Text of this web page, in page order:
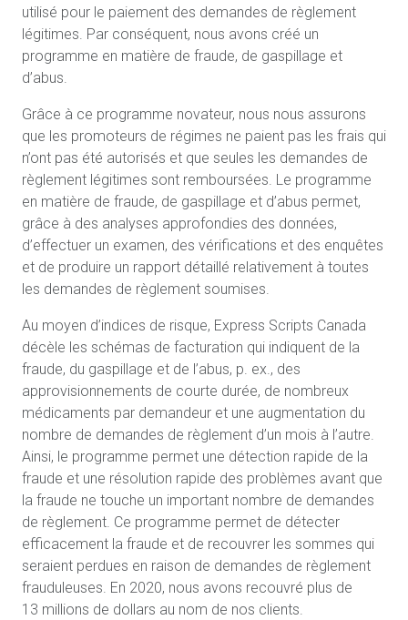
utilisé pour le paiement des demandes de règlement
légitimes. Par conséquent, nous avons créé un
programme en matière de fraude, de gaspillage et
d’abus.
Grâce à ce programme novateur, nous nous assurons
que les promoteurs de régimes ne paient pas les frais qui
n’ont pas été autorisés et que seules les demandes de
règlement légitimes sont remboursées. Le programme
en matière de fraude, de gaspillage et d’abus permet,
grâce à des analyses approfondies des données,
d’effectuer un examen, des vérifications et des enquêtes
et de produire un rapport détaillé relativement à toutes
les demandes de règlement soumises.
Au moyen d’indices de risque, Express Scripts Canada
décèle les schémas de facturation qui indiquent de la
fraude, du gaspillage et de l’abus, p. ex., des
approvisionnements de courte durée, de nombreux
médicaments par demandeur et une augmentation du
nombre de demandes de règlement d’un mois à l’autre.
Ainsi, le programme permet une détection rapide de la
fraude et une résolution rapide des problèmes avant que
la fraude ne touche un important nombre de demandes
de règlement. Ce programme permet de détecter
efficacement la fraude et de recouvrer les sommes qui
seraient perdues en raison de demandes de règlement
frauduleuses. En 2020, nous avons recouvré plus de
13 millions de dollars au nom de nos clients.